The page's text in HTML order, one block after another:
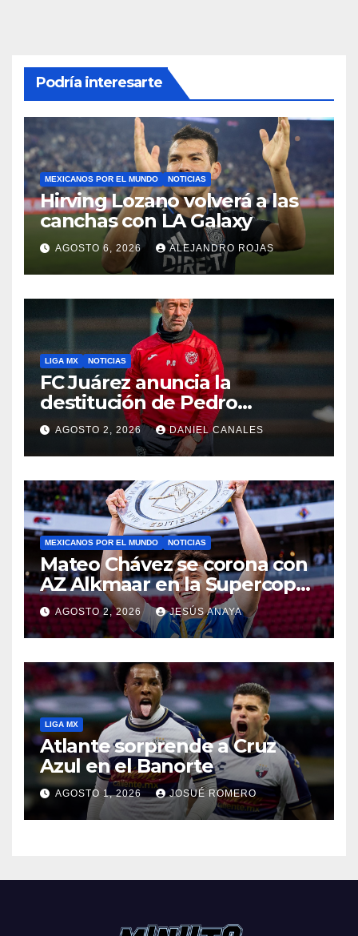
Podría interesarte
MEXICANOS POR EL MUNDO NOTICIAS
Hirving Lozano volverá a las
canchas con LA Galaxy
AGOSTO 6, 2026 ALEJANDRO ROJAS
LIGA MX NOTICIAS
FC Juárez anuncia la
destitución de Pedro
Caixinha
AGOSTO 2, 2026 DANIEL CANALES
MEXICANOS POR EL MUNDO NOTICIAS
Mateo Chávez se corona con
AZ Alkmaar en la Supercopa
de Países Bajos
AGOSTO 2, 2026 JESÚS ANAYA
LIGA MX
Atlante sorprende a Cruz
Azul en el Banorte
AGOSTO 1, 2026 JOSUÉ ROMERO